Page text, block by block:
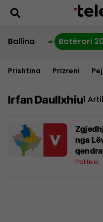
Ballina Botërori
Prishtina Prizreni
Irfan Daullxhiu1
nga
Politikë